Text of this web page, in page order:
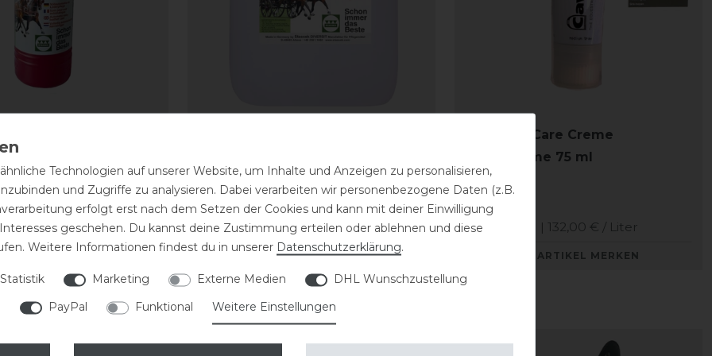
easy-care
€ / Liter
43,80 € *
2 Liter | 21,90 € / Liter
ARTIKEL MERKEN
CAVALLO Care Creme
Schuhcreme 75 ml
9,90 € *
0.075
| 132,00 € / Liter
ARTIKEL MERKEN
Technologien auf unserer Website, um Inhalte und Anzeigen zu personalisieren,
und Zugriffe zu analysieren. Dabei verarbeiten wir personenbezogene Daten (z.B.
erfolgt erst nach dem Setzen der Cookies und kann mit deiner Einwilligung
geschehen. Du kannst deine Zustimmung erteilen oder ablehnen und diese
Weitere Informationen findest du in unserer Daten­schutz­erklärung.
Statistik Marketing Externe Medien
DHL Wunschzustellung
PayPal
Funktional Weitere Einstellungen